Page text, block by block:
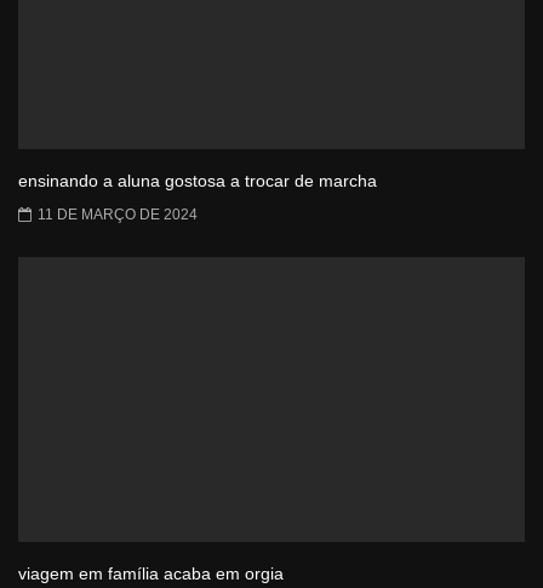
ensinando a aluna gostosa a trocar de marcha
11 DE MARÇO DE 2024
viagem em família acaba em orgia